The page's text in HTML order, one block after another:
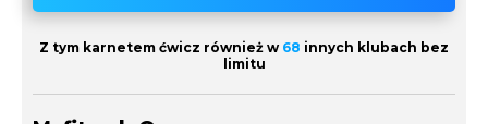
Z tym karnetem ćwicz również w 68 innych klubach bez
limitu